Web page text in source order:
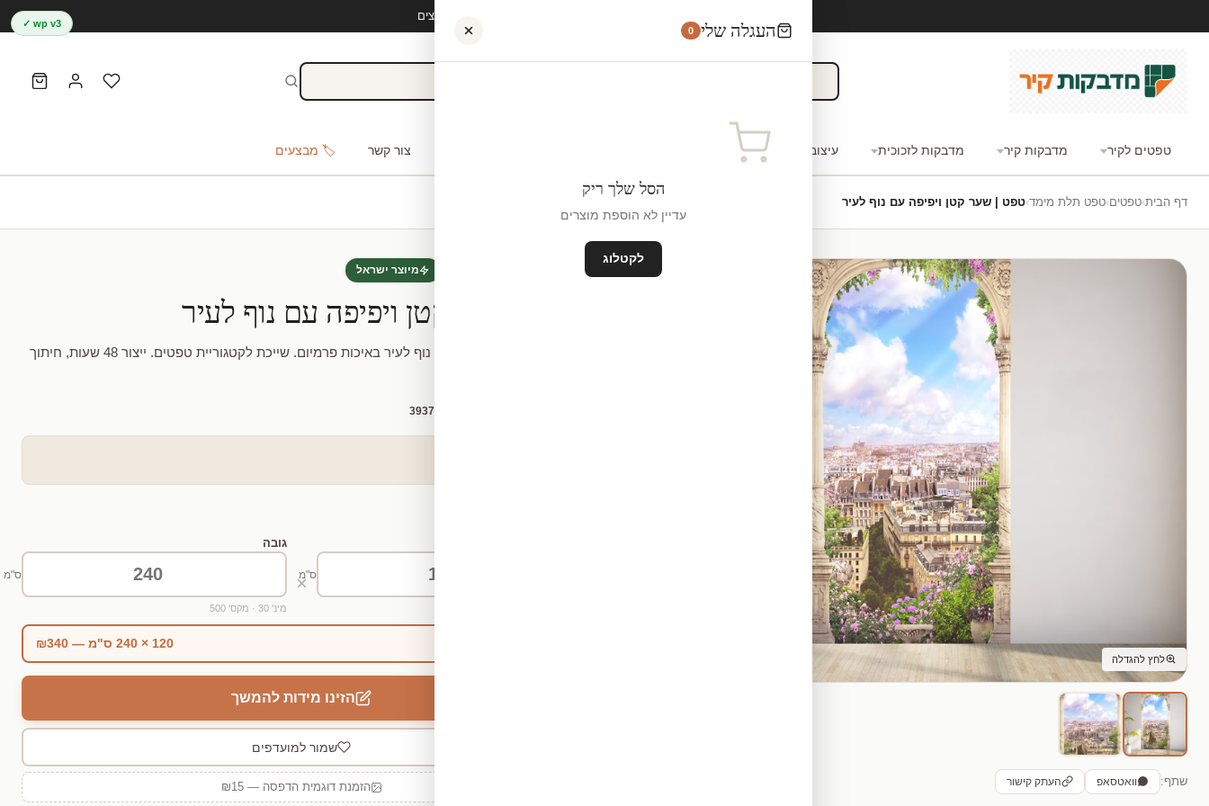
טפטים לקיר מדבקות קיר מדבקות לזכוכית עיצוב אישי לקוחות עסקיים צור קשר 🏷️ מבצעים
wp v3 ✓
דף הבית›טפטים›טפט תלת מימד›טפט | שער קטן ויפיפה עם נוף לעיר
לחץ להגדלה
שתף: וואטסאפ העתק קישור
מיוצר ישראל
טפט | שער קטן ויפיפה עם נוף לעיר
טפט | שער קטן ויפיפה עם נוף לעיר באיכות פרמיום. שייכת לקטגוריית טפטים. ייצור 48 שעות, חיתוך
3937
ס"מ
×
גובה
ס"מ
מינ' 30 · מקס' 500
120 × 240 ס"מ — ₪340
הזינו מידות להמשך
שמור למועדפים
הזמנת דוגמית הדפסה — ₪15
העגלה שלי 0
הסל שלך ריק
עדיין לא הוספת מוצרים
לקטלוג